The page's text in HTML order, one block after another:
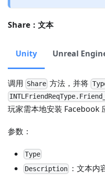
Share：文本
Unity Unreal
调用 Share 方法，并将
玩家需本地安装 Facebook
参数：
Type
Description
：文本内